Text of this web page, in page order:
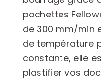
réglable
occasionnel
pochettes
de 300 mm/min
de température
constante, elle
plastifier vos